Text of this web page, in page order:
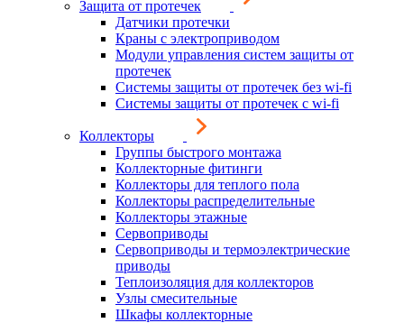
Защита от протечек
Датчики протечки
Краны с электроприводом
Модули управления систем защиты от
протечек
Системы защиты от протечек без wi-fi
Системы защиты от протечек с wi-fi
Коллекторы
Группы быстрого монтажа
Коллекторные фитинги
Коллекторы для теплого пола
Коллекторы распределительные
Коллекторы этажные
Сервоприводы
Сервоприводы и термоэлектрические
приводы
Теплоизоляция для коллекторов
Узлы смесительные
Шкафы коллекторные